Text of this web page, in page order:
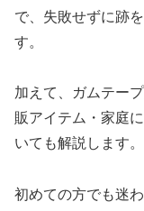
で、失敗せずに跡
す。
加えて、ガムテー
販アイテム・家庭
いても解説します。
初めての方でも迷